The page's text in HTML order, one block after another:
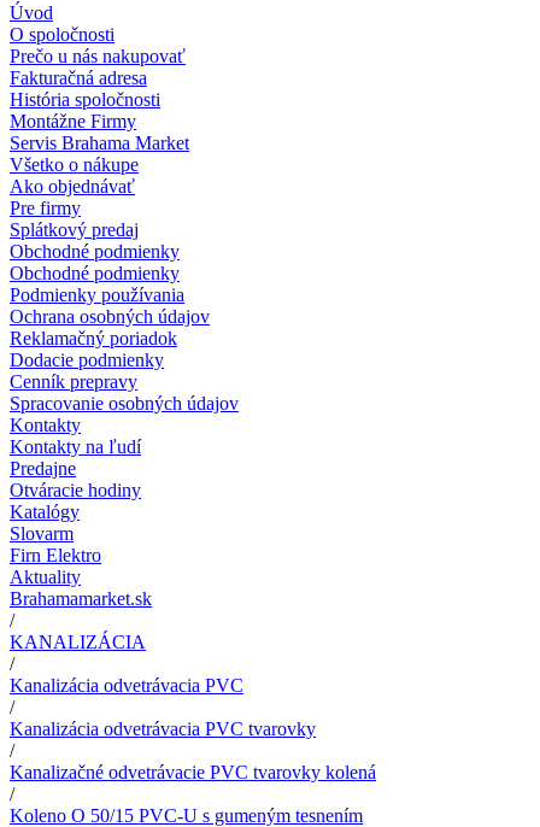
Úvod
O spoločnosti
Prečo u nás nakupovať
Fakturačná adresa
História spoločnosti
Montážne Firmy
Servis Brahama Market
Všetko o nákupe
Ako objednávať
Pre firmy
Splátkový predaj
Obchodné podmienky
Obchodné podmienky
Podmienky používania
Ochrana osobných údajov
Reklamačný poriadok
Dodacie podmienky
Cenník prepravy
Spracovanie osobných údajov
Kontakty
Kontakty na ľudí
Predajne
Otváracie hodiny
Katalógy
Slovarm
Firn Elektro
Aktuality
Brahamamarket.sk
/
KANALIZÁCIA
/
Kanalizácia odvetrávacia PVC
/
Kanalizácia odvetrávacia PVC tvarovky
/
Kanalizačné odvetrávacie PVC tvarovky kolená
/
Koleno O 50/15 PVC-U s gumeným tesnením